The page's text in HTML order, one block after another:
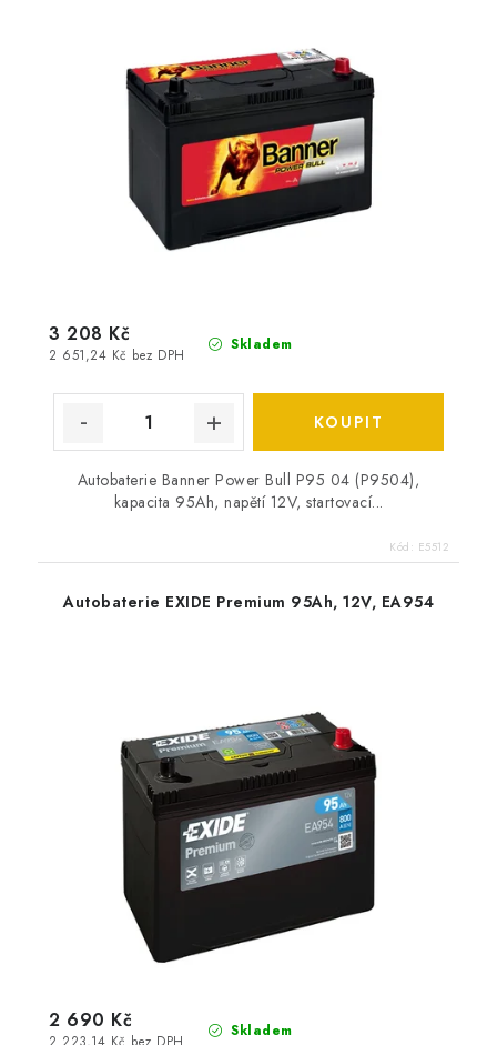
Skladem
2 651,24 Kč bez DPH
3 208 Kč
Autobaterie Banner Power Bull P95 04 (P9504),
kapacita 95Ah, napětí 12V, startovací...
Kód: E5512
Autobaterie EXIDE Premium 95Ah, 12V, EA954
Skladem
2 690 Kč